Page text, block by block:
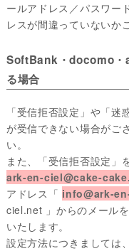
ールアドレス／パスワー
レスが間違っていないか
SoftBank・docomo・
る場合
「受信拒否設定」や「
が受信できない場合がご
い。
また、「受信拒否設定」
ark-en-ciel@cake-
アドレス「 info@ark-
ciel.net 」からのメール
いたします。
設定方法につきましては